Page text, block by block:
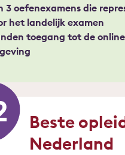
3 oefenexamens die
het landelijk examen
toegang tot de online
Beste
Nederland